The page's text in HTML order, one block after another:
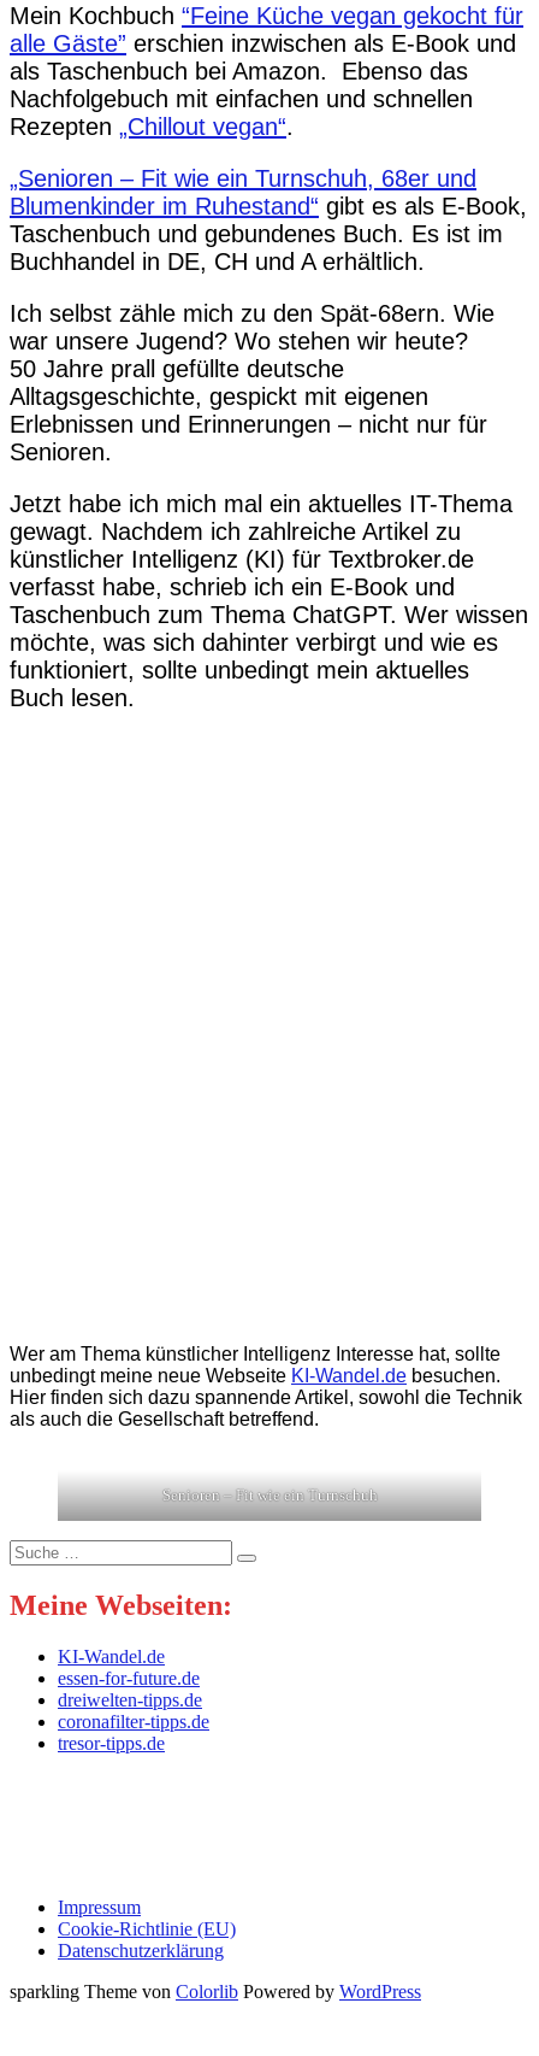
Mein Kochbuch “Feine Küche vegan gekocht für
alle Gäste” erschien inzwischen als E-Book und
als Taschenbuch bei Amazon. Ebenso das
Nachfolgebuch mit einfachen und schnellen
Rezepten „Chillout vegan“.
„Senioren – Fit wie ein Turnschuh, 68er und
Blumenkinder im Ruhestand“ gibt es als E-Book,
Taschenbuch und gebundenes Buch. Es ist im
Buchhandel in DE, CH und A erhältlich.
Ich selbst zähle mich zu den Spät-68ern. Wie
war unsere Jugend? Wo stehen wir heute?
50 Jahre prall gefüllte deutsche
Alltagsgeschichte, gespickt mit eigenen
Erlebnissen und Erinnerungen – nicht nur für
Senioren.
Jetzt habe ich mich mal ein aktuelles IT-Thema
gewagt. Nachdem ich zahlreiche Artikel zu
künstlicher Intelligenz (KI) für Textbroker.de
verfasst habe, schrieb ich ein E-Book und
Taschenbuch zum Thema ChatGPT. Wer wissen
möchte, was sich dahinter verbirgt und wie es
funktioniert, sollte unbedingt mein aktuelles
Buch lesen.
Wer am Thema künstlicher Intelligenz Interesse hat, sollte
unbedingt meine neue Webseite KI-Wandel.de besuchen.
Hier finden sich dazu spannende Artikel, sowohl die Technik
als auch die Gesellschaft betreffend.
Senioren – Fit wie ein Turnschuh
Suche
nach:
Meine Webseiten:
KI-Wandel.de
essen-for-future.de
dreiwelten-tipps.de
coronafilter-tipps.de
tresor-tipps.de
Impressum
Cookie-Richtlinie (EU)
Datenschutzerklärung
sparkling Theme von Colorlib Powered by WordPress